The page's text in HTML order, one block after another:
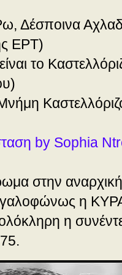
Δέσποινα
ΕΡΤ)
το
by Sophia
στην
η
η